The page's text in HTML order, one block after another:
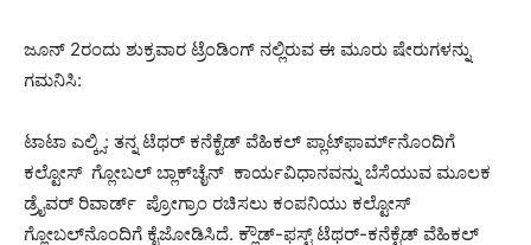
ಜೂನ್‌ 2ರಂದು ಶುಕ್ರವಾರ ಟ್ರೆಂಡಿಂಗ್ ‌ನಲ್ಲಿರುವ ಈ ಮೂರು ಷೇರುಗಳನ್ನು
ಗಮನಿಸಿ:
ಟಾಟಾ ಎಲ್ಕ್ಸಿ: ತನ್ನ ಟೆಥರ್ ಕನೆಕ್ಟೆಡ್ ವೆಹಿಕಲ್ ಪ್ಲಾಟ್‌ಫಾರ್ಮ್‌ನೊಂದಿಗೆ
ಕಲ್ಟೋಸ್ ‌ ಗ್ಲೋಬಲ್‌ ಬ್ಲಾಕ್‌ಚೈನ್ ‌ ಕಾರ್ಯವಿಧಾನವನ್ನು ಬೆಸೆಯುವ ಮೂಲಕ
ಡ್ರೈವರ್‌ ರಿವಾರ್ಡ್ ‌ ಪ್ರೋಗ್ರಾಂ ರಚಿಸಲು ಕಂಪನಿಯು ಕಲ್ಟೋಸ್ ‌
ಗ್ಲೋಬಲ್‌ನೊಂದಿಗೆ ಕೈಜೋಡಿಸಿದೆ. ಕ್ಲೌಡ್-ಫಸ್ಟ್ ಟೆಥರ್-ಕನೆಕ್ಟೆಡ್ ವೆಹಿಕಲ್